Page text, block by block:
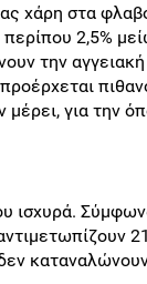
χάρη στα
2,5%
την
για την
ισχυρά.